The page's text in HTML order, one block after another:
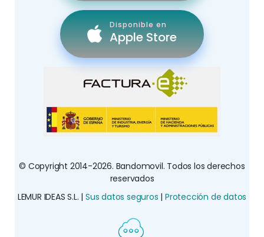
Disponible en
Apple Store
© Copyright 2014-2026. Bandomovil. Todos los derechos
reservados
LEMUR IDEAS S.L. | Sus datos seguros | Protección de datos